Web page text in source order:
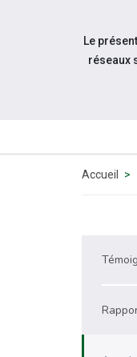
Aller au contenu
Accueil
Le
réseaux